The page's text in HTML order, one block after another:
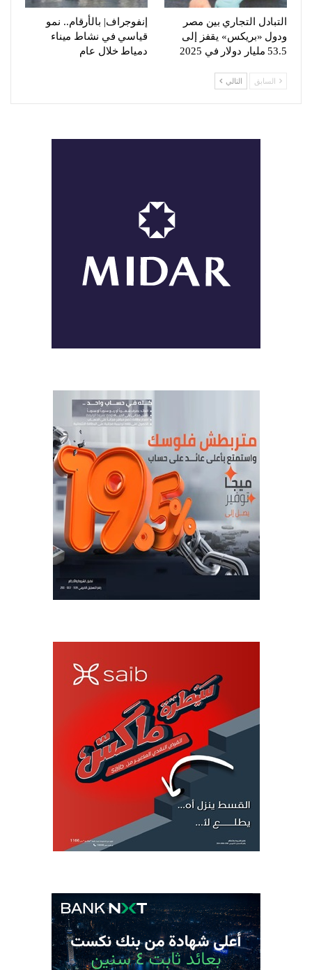
التبادل التجاري بين مصر
ودول «بريكس» يقفز إلى
53.5 مليار دولار في 2025
إنفوجراف| بالأرقام.. نمو
قياسي في نشاط ميناء
دمياط خلال عام
السابق التالي